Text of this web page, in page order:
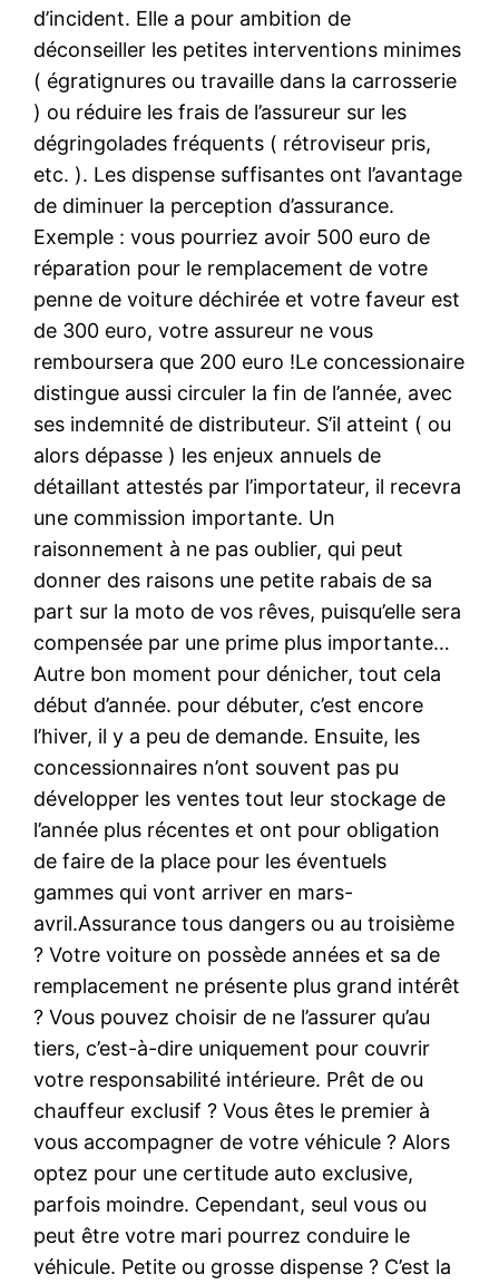
d’incident. Elle a pour ambition de
déconseiller les petites interventions minimes
( égratignures ou travaille dans la carrosserie
) ou réduire les frais de l’assureur sur les
dégringolades fréquents ( rétroviseur pris,
etc. ). Les dispense suffisantes ont l’avantage
de diminuer la perception d’assurance.
Exemple : vous pourriez avoir 500 euro de
réparation pour le remplacement de votre
penne de voiture déchirée et votre faveur est
de 300 euro, votre assureur ne vous
remboursera que 200 euro !Le concessionaire
distingue aussi circuler la fin de l’année, avec
ses indemnité de distributeur. S’il atteint ( ou
alors dépasse ) les enjeux annuels de
détaillant attestés par l’importateur, il recevra
une commission importante. Un
raisonnement à ne pas oublier, qui peut
donner des raisons une petite rabais de sa
part sur la moto de vos rêves, puisqu’elle sera
compensée par une prime plus importante…
Autre bon moment pour dénicher, tout cela
début d’année. pour débuter, c’est encore
l’hiver, il y a peu de demande. Ensuite, les
concessionnaires n’ont souvent pas pu
développer les ventes tout leur stockage de
l’année plus récentes et ont pour obligation
de faire de la place pour les éventuels
gammes qui vont arriver en mars-
avril.Assurance tous dangers ou au troisième
? Votre voiture on possède années et sa de
remplacement ne présente plus grand intérêt
? Vous pouvez choisir de ne l’assurer qu’au
tiers, c’est-à-dire uniquement pour couvrir
votre responsabilité intérieure. Prêt de ou
chauffeur exclusif ? Vous êtes le premier à
vous accompagner de votre véhicule ? Alors
optez pour une certitude auto exclusive,
parfois moindre. Cependant, seul vous ou
peut être votre mari pourrez conduire le
véhicule. Petite ou grosse dispense ? C’est la